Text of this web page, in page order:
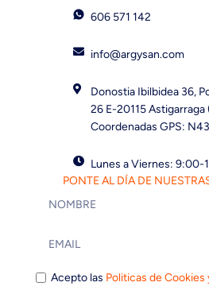
606 571 142
info@argysan.com
Donostia Ibilbidea 36,
26 E-20115
Coordenadas GPS:
Lunes a Viernes: 9:00-
PONTE AL DÍA DE
Acepto las Politicas de Cookies